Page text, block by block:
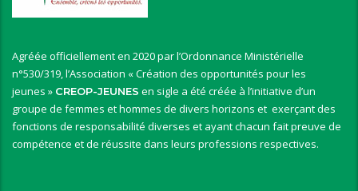
Agréée officiellement en 2020 par l’Ordonnance Ministérielle
n°530/319, l’Association « Création des opportunités pour les
jeunes » CREOP-JEUNES en sigle a été créée à l’initiative d’un
groupe de femmes et hommes de divers horizons et exerçant des
fonctions de responsabilité diverses et ayant chacun fait preuve de
compétence et de réussite dans leurs professions respectives.